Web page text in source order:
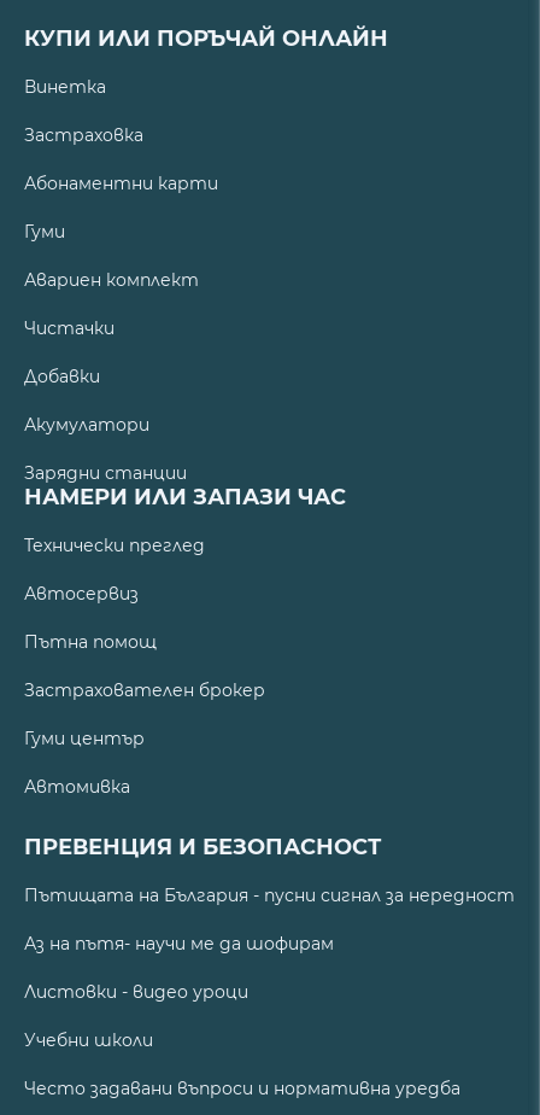
КУПИ ИЛИ ПОРЪЧАЙ ОНЛАЙН
Винетка
Застраховка
Абонаментни карти
Гуми
Авариен комплект
Чистачки
Добавки
Акумулатори
Зарядни станции
НАМЕРИ ИЛИ ЗАПАЗИ ЧАС
Технически преглед
Автосервиз
Пътна помощ
Застрахователен брокер
Гуми център
Автомивка
ПРЕВЕНЦИЯ И БЕЗОПАСНОСТ
Пътищата на България - пусни сигнал за нередност
Аз на пътя- научи ме да шофирам
Листовки - видео уроци
Учебни школи
Често задавани въпроси и нормативна уредба